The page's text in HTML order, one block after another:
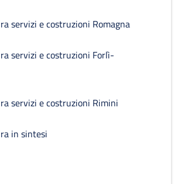
servizi e costruzioni Romagna
servizi e costruzioni Forlì-
servizi e costruzioni Rimini
in sintesi